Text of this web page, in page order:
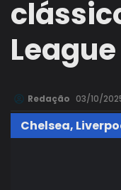
League
Redação 03/10/
Chelsea,